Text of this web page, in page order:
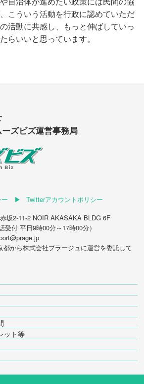
こういう活動を行政に認めていただ
活動に共感し、もっと伸ばしていっ
らいいと思っています。
ズビズ運営事務局
Twitterアカウントポリシー
坂2-11-2 NOIR AKASAKA BLDG 6F
受付 平日9時00分～17時00分）
都から株式会社プラージュに運営を委託して
ット等